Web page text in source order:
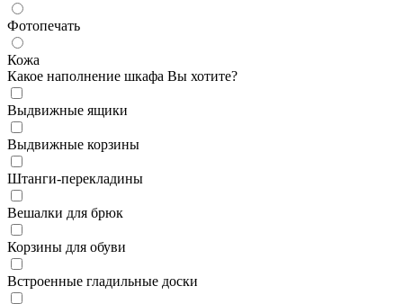
Фотопечать
Кожа
Какое наполнение шкафа Вы хотите?
Выдвижные ящики
Выдвижные корзины
Штанги-перекладины
Вешалки для брюк
Корзины для обуви
Встроенные гладильные доски